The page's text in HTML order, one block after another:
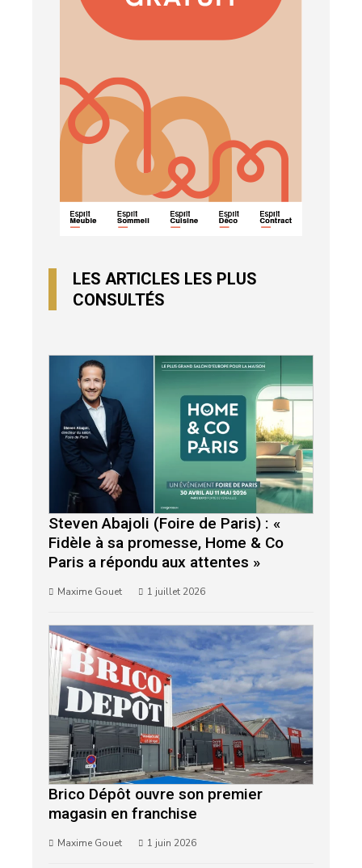
LES ARTICLES LES PLUS
CONSULTÉS
Steven Abajoli (Foire de Paris) : «
Fidèle à sa promesse, Home & Co
Paris a répondu aux attentes »
Maxime Gouet 1 juillet 2026
Brico Dépôt ouvre son premier
magasin en franchise
Maxime Gouet 1 juin 2026